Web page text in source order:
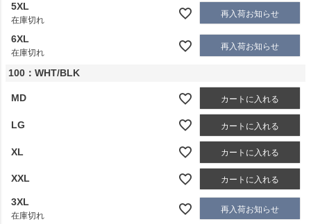
5XL
在庫切れ
再入荷お知らせ
6XL
在庫切れ
再入荷お知らせ
100：WHT/BLK
MD カートに入れる
LG カートに入れる
XL カートに入れる
XXL カートに入れる
3XL
在庫切れ
再入荷お知らせ